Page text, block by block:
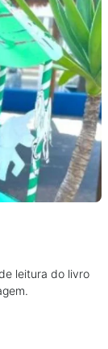
leitura do livro